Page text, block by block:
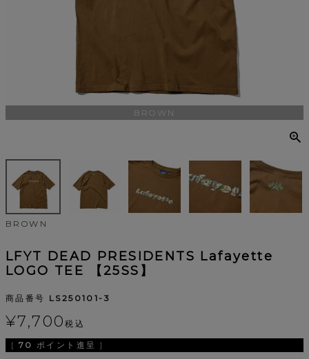
BROWN
BROWN
LFYT DEAD PRESIDENTS Lafayette
LOGO TEE 【25SS】
商品番号 LS250101-3
¥7,700税込
[ 70 ポイント進呈 ]